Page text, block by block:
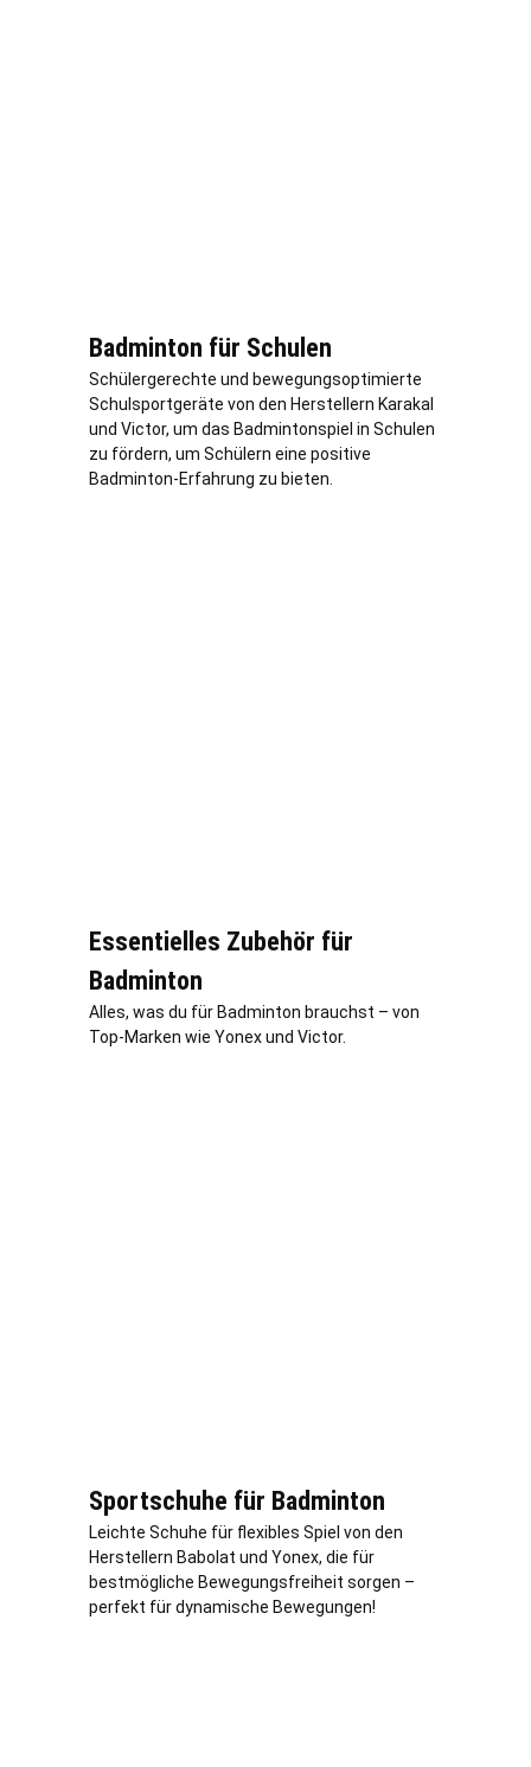
Badminton für Schulen
Schülergerechte und bewegungsoptimierte
Schulsportgeräte von den Herstellern Karakal
und Victor, um das Badmintonspiel in Schulen
zu fördern, um Schülern eine positive
Badminton-Erfahrung zu bieten.
Essentielles Zubehör für
Badminton
Alles, was du für Badminton brauchst – von
Top-Marken wie Yonex und Victor.
Sportschuhe für Badminton
Leichte Schuhe für flexibles Spiel von den
Herstellern Babolat und Yonex, die für
bestmögliche Bewegungsfreiheit sorgen –
perfekt für dynamische Bewegungen!